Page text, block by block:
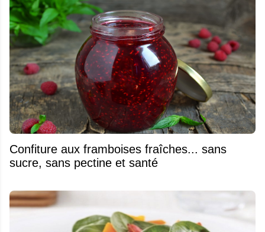
Confiture aux framboises fraîches... sans
sucre, sans pectine et santé